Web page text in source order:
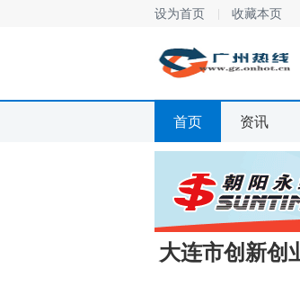
设为首页 收藏本页
首页 资讯
大连市创新创